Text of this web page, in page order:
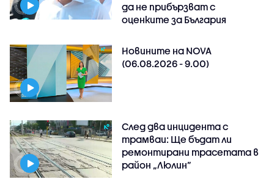
да не прибързват с
оценките за България
Новините на NOVA
(06.08.2026 - 9.00)
След два инцидента с
трамваи: Ще бъдат ли
ремонтирани трасетата в
район „Люлин”